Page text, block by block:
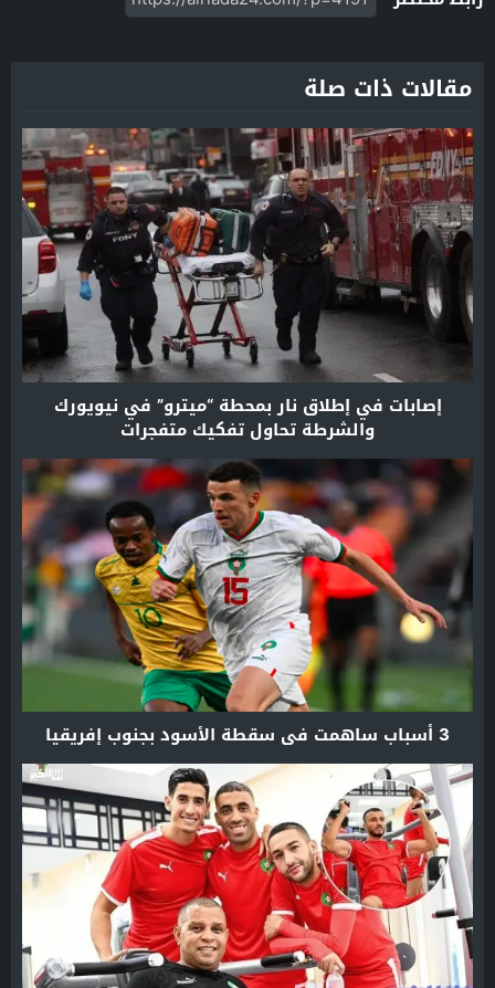
مقالات ذات صلة
إصابات في إطلاق نار بمحطة “ميترو” في نيويورك
والشرطة تحاول تفكيك متفجرات
3 أسباب ساهمت في سقطة الأسود بجنوب إفريقيا